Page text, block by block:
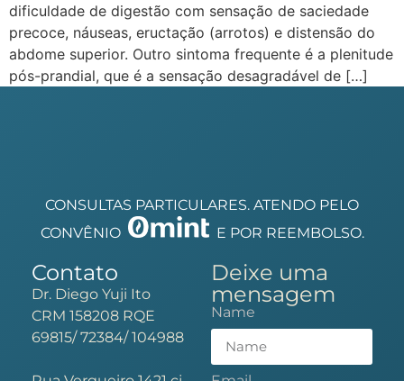
dificuldade de digestão com sensação de saciedade
precoce, náuseas, eructação (arrotos) e distensão do
abdome superior. Outro sintoma frequente é a plenitude
pós-prandial, que é a sensação desagradável de […]
CONSULTAS PARTICULARES. ATENDO PELO
CONVÊNIO
E POR REEMBOLSO.
Contato
Dr. Diego Yuji Ito
CRM 158208 RQE
69815/ 72384/ 104988
Deixe uma
mensagem
Name